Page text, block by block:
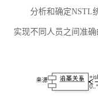
分析和确定NSTL
实现不同人员之间准